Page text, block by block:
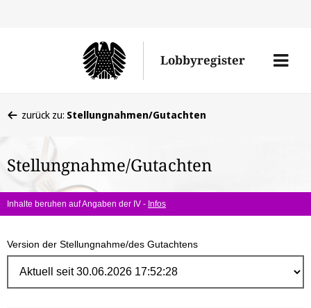
Lobbyregister
Menü
befinden
hier:
zurück zu: Stellungnahmen/Gutachten
Stellungnahme/Gutachten
Inhalte beruhen auf Angaben der IV - Infos
Version der Stellungnahme/des Gutachtens